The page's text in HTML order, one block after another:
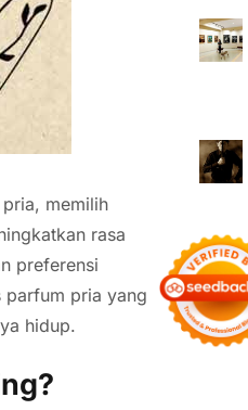
memilih
rasa
preferensi
parfum pria yang
hidup.